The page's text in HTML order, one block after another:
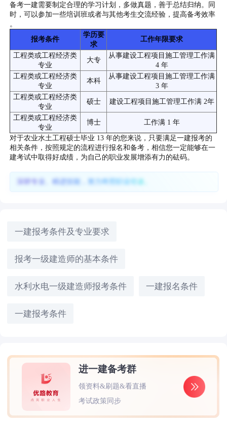
备考一建需要制定合理的学习计划，多做真题，善于总结归纳。同
时，可以参加一些培训班或者与其他考生交流经验，提高备考效率
。
报考条件
学历要
求
工作年限要求
工程类或工程经济类
专业
大专
从事建设工程项目施工管理工作满
4 年
工程类或工程经济类
专业
本科
从事建设工程项目施工管理工作满
3 年
工程类或工程经济类
专业
硕士
建设工程项目施工管理工作满 2年
工程类或工程经济类
专业
博士
工作满 1 年
对于农业水土工程硕士毕业 13 年的您来说，只要满足一建报考的
相关条件，按照规定的流程进行报名和备考，相信您一定能够在一
建考试中取得好成绩，为自己的职业发展增添有力的砝码。
深耕专业、精进技能，努力终照职业坦途。
一建报考条件及专业要求
报考一级建造师的基本条件
水利水电一级建造师报考条件 一建报名条件
一建报考条件
进一建备考群
领资料&刷题&看直播
考试政策同步